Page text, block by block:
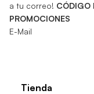
a tu correo! CÓDIGO
PROMOCIONES
E-Mail
Tienda